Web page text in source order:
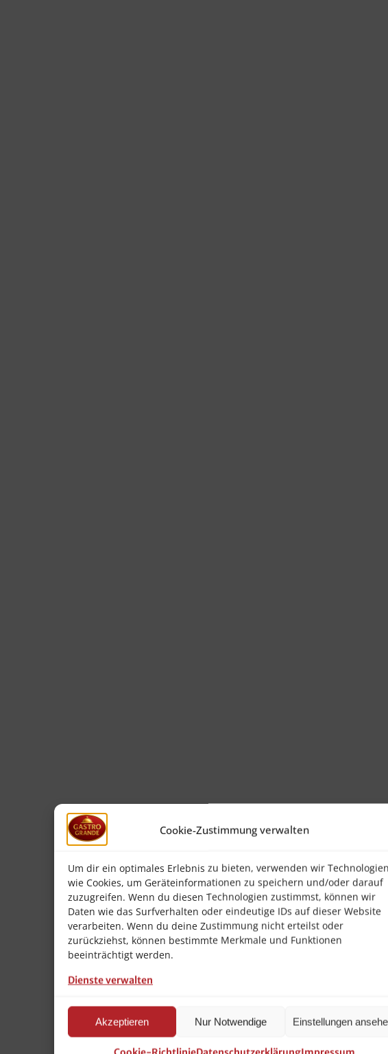
Cookie-Zustimmung verwalten
Um dir ein optimales Erlebnis zu bieten, verwenden wir
wie Cookies, um Geräteinformationen zu speichern und/oder darauf
zuzugreifen. Wenn du diesen Technologien zustimmst, können wir
Daten wie das Surfverhalten oder eindeutige IDs auf dieser Website
verarbeiten. Wenn du deine Zustimmung nicht erteilst oder
zurückziehst, können bestimmte Merkmale und Funktionen
beeinträchtigt werden.
Dienste verwalten
Akzeptieren Nur Notwendige Einstellungen